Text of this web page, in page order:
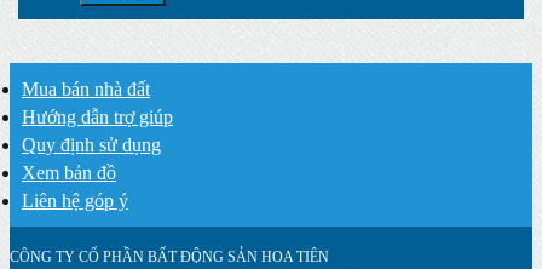
Mua bán nhà đất
Hướng dẫn trợ giúp
Quy định sử dụng
Xem bản đồ
Liên hệ góp ý
CÔNG TY CỔ PHẦN BẤT ĐỘNG SẢN HOA TIÊN